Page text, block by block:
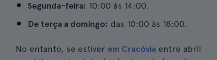
Segunda-feira: 10:00 às 14:00.
De terça a domingo: das 10:00 às 18:00.
No entanto, se estiver em Cracóvia entre abril